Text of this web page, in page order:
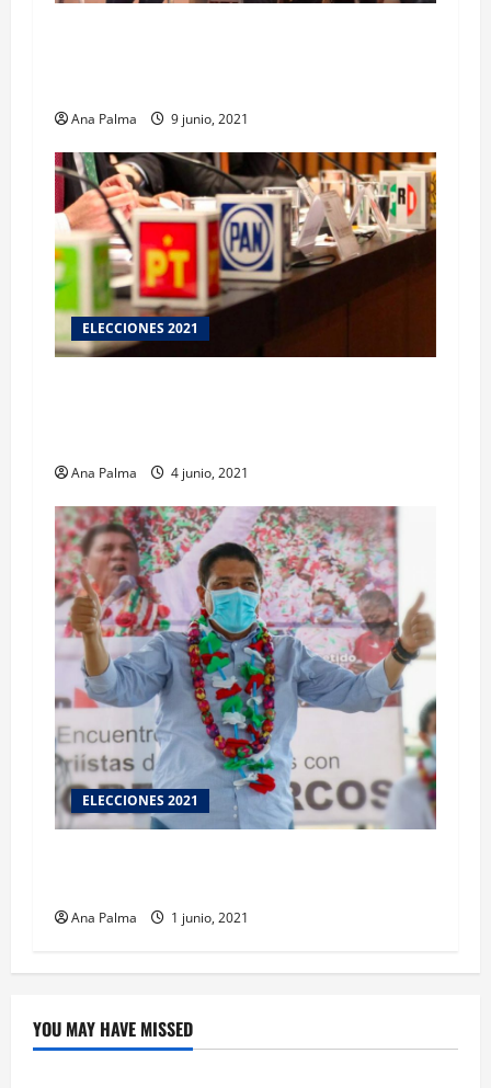
Ana Palma 9 junio, 2021
ELECCIONES 2021
Ana Palma 4 junio, 2021
ELECCIONES 2021
Ana Palma 1 junio, 2021
YOU MAY HAVE MISSED
Crítica de Cine